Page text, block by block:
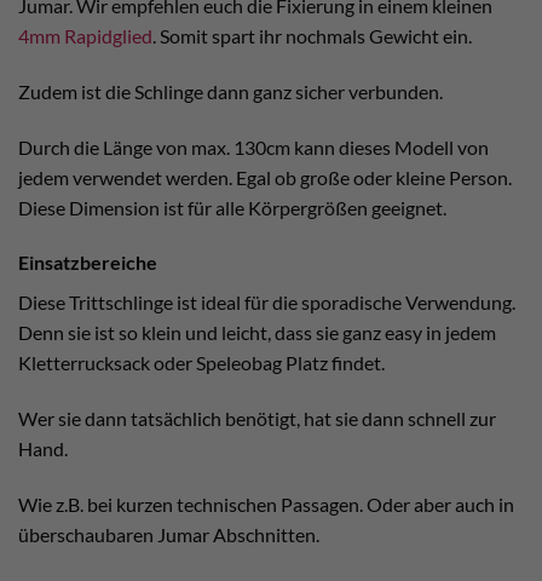
Jumar. Wir empfehlen euch die Fixierung in einem kleinen
4mm Rapidglied. Somit spart ihr nochmals Gewicht ein.
Zudem ist die Schlinge dann ganz sicher verbunden.
Durch die Länge von max. 130cm kann dieses Modell von
jedem verwendet werden. Egal ob große oder kleine Person.
Diese Dimension ist für alle Körpergrößen geeignet.
Einsatzbereiche
Diese Trittschlinge ist ideal für die sporadische Verwendung.
Denn sie ist so klein und leicht, dass sie ganz easy in jedem
Kletterrucksack oder Speleobag Platz findet.
Wer sie dann tatsächlich benötigt, hat sie dann schnell zur
Hand.
Wie z.B. bei kurzen technischen Passagen. Oder aber auch in
überschaubaren Jumar Abschnitten.